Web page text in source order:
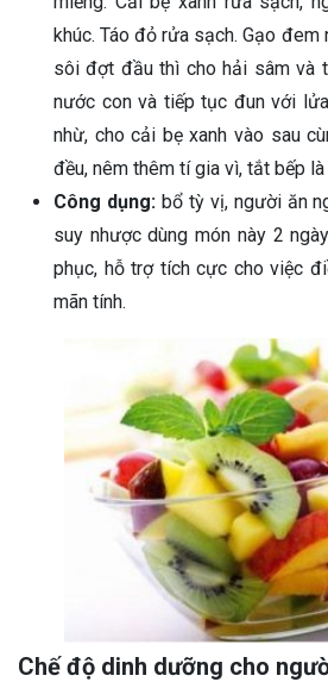
khúc. Táo đỏ rửa sạch. Gạo đem
sôi đợt đầu thì cho hải sâm và
nước con và tiếp tục đun với
nhừ, cho cải bẹ xanh vào sau
đều, nêm thêm tí gia vì, tắt bếp
Công dụng:bổ tỳ vị, người ăn
suy nhược dùng món này 2
phục, hỗ trợ tích cực cho việc
mãn tính.
Chế độ dinh dưỡng cho